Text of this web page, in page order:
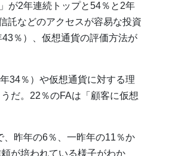
が2年連続トップと54％と2年
託などのアクセスが容易な投資
％）、仮想通貨の評価方法が
34％）や仮想通貨に対する理
だ。22％のFAは「顧客に仮想
昨年の6％、一昨年の11％か
が培われている様子がわか